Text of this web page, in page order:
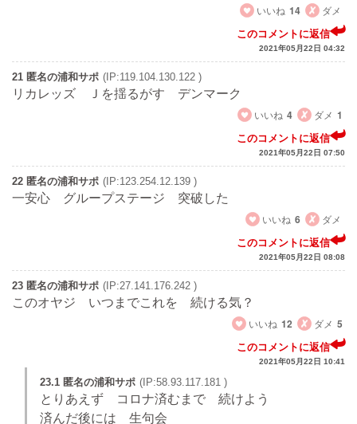
いいね 14 ダメ
このコメントに返信
2021年05月22日 04:32
21 匿名の浦和サポ (IP:119.104.130.122 )
リカレッズ Ｊを揺るがす デンマーク
いいね 4 ダメ 1
このコメントに返信
2021年05月22日 07:50
22 匿名の浦和サポ (IP:123.254.12.139 )
一安心 グループステージ 突破した
いいね 6 ダメ
このコメントに返信
2021年05月22日 08:08
23 匿名の浦和サポ (IP:27.141.176.242 )
このオヤジ いつまでこれを 続ける気？
いいね 12 ダメ 5
このコメントに返信
2021年05月22日 10:41
23.1 匿名の浦和サポ (IP:58.93.117.181 )
とりあえず コロナ済むまで 続けよう
済んだ後には 生句会